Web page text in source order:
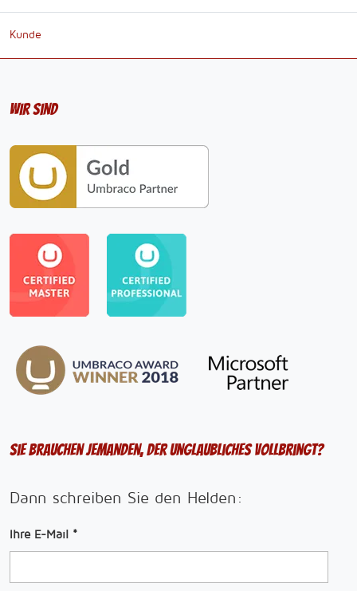
Kunde
Wir sind
Sie brauchen jemanden, der Unglaubliches vollbringt?
Dann schreiben Sie den Helden:
Ihre E-Mail *